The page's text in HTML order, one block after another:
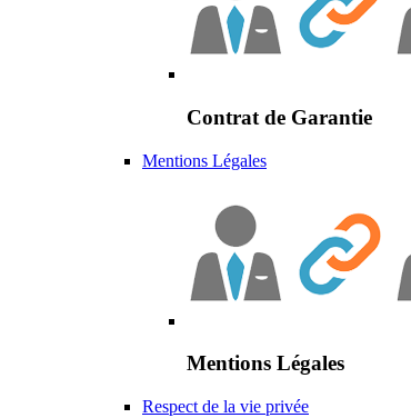
Contrat de Garantie
Mentions Légales
Mentions Légales
Respect de la vie privée